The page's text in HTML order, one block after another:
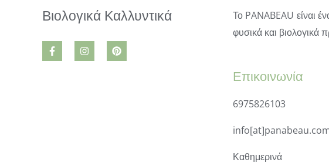
Το PANABEAU είναι
φυσικά και βιολογικά
Επικοινωνία
6975826103
Καθημερινά